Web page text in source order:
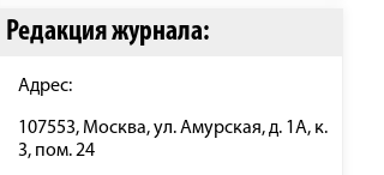
Редакция журнала:
Адрес:
107553, Москва, ул. Амурская, д. 1А, к.
3, пом. 24